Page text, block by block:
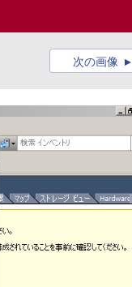
次の画像